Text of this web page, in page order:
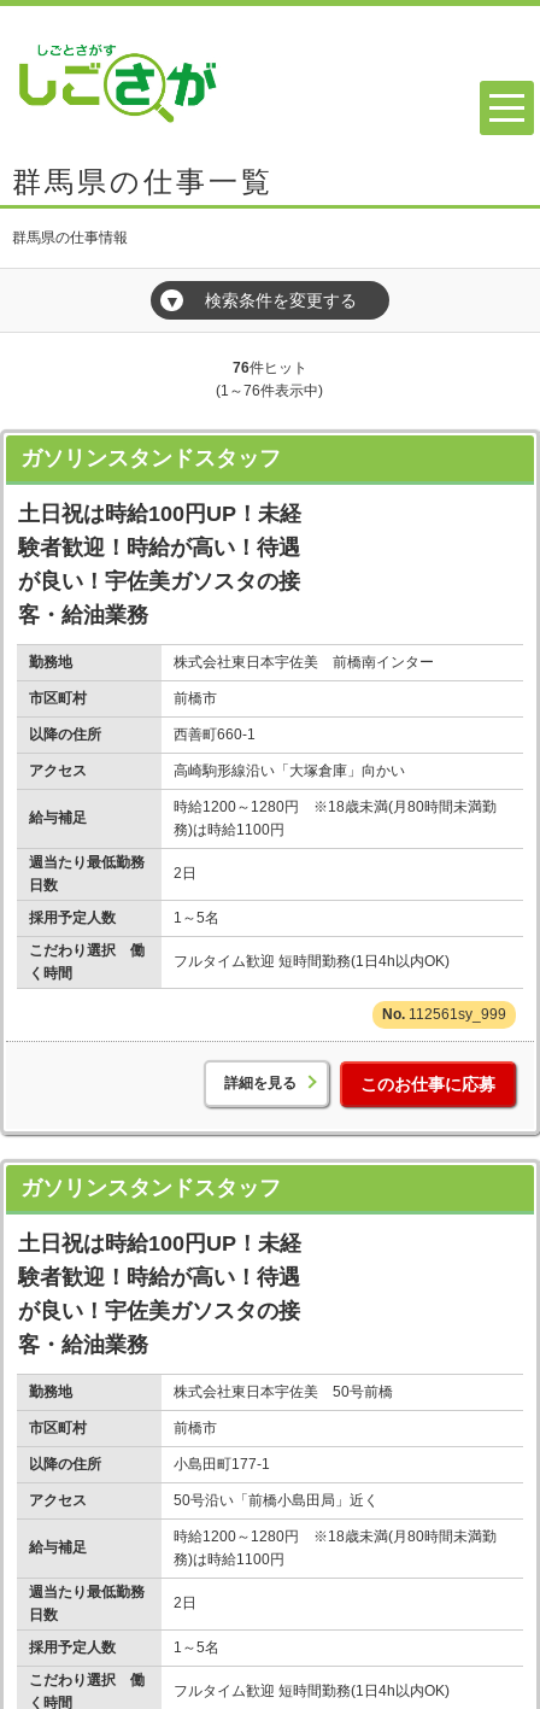
群馬県の仕事一覧
群馬県の仕事情報
▼ 検索条件を変更する
76件ヒット
(1～76件表示中)
ガソリンスタンドスタッフ
土日祝は時給100円UP！未経
験者歓迎！時給が高い！待遇
が良い！宇佐美ガソスタの接
客・給油業務
勤務地 株式会社東日本宇佐美 前橋南インター
市区町村 前橋市
以降の住所 西善町660-1
アクセス 高崎駒形線沿い「大塚倉庫」向かい
給与補足
時給1200～1280円 ※18歳未満(月80時間未満勤
務)は時給1100円
週当たり最低勤務
日数
2日
採用予定人数
1～5名
こだわり選択 働
く時間
フルタイム歓迎 短時間勤務(1日4h以内OK)
112561sy_999
詳細を見る このお仕事に応募
ガソリンスタンドスタッフ
土日祝は時給100円UP！未経
験者歓迎！時給が高い！待遇
が良い！宇佐美ガソスタの接
客・給油業務
勤務地 株式会社東日本宇佐美 50号前橋
市区町村 前橋市
以降の住所 小島田町177-1
アクセス 50号沿い「前橋小島田局」近く
給与補足
時給1200～1280円 ※18歳未満(月80時間未満勤
務)は時給1100円
週当たり最低勤務
日数
2日
採用予定人数
1～5名
こだわり選択 働
く時間
フルタイム歓迎 短時間勤務(1日4h以内OK)